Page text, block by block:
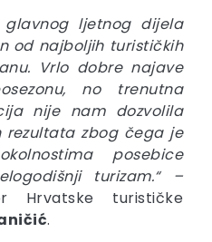
glavnog ljetnog dijela
od najboljih turističkih
Vrlo dobre najave
no trenutna
nije nam dozvolila
rezultata zbog čega je
posebice
turizam.“ –
Hrvatske turističke
.